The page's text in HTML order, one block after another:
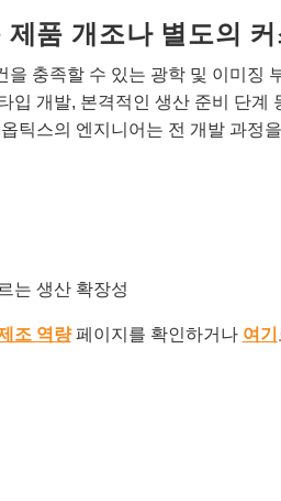
품 개조나 별도의
충족할 수 있는 광학 및 이미징
입 개발, 본격적인 생산 준비 단계
틱스의 엔지니어는 전 개발 과정
는 생산 확장성
조 역량페이지를 확인하거나 여기